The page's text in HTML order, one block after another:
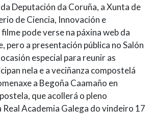
Deputación da Coruña, a Xunta de
de Ciencia, Innovación e
pode verse na páxina web da
pero a presentación pública no Salón
especial para reunir as
nela e a veciñanza compostelá
a Begoña Caamaño en
que acollerá o pleno
Academia Galega do vindeiro 17